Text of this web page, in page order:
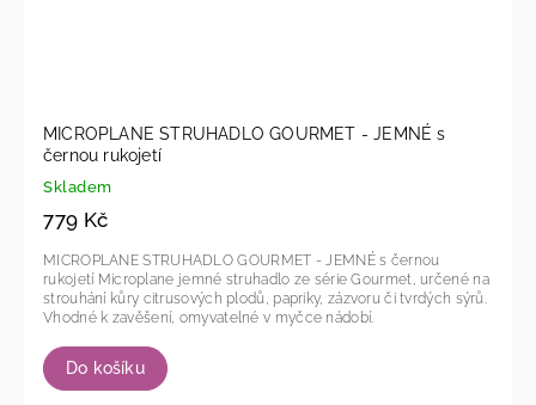
MICROPLANE STRUHADLO GOURMET - JEMNÉ s
černou rukojetí
Skladem
779 Kč
Do košíku
MICROPLANE STRUHADLO GOURMET - JEMNÉ s černou
rukojetí Microplane jemné struhadlo ze série Gourmet, určené na
strouhání kůry citrusových plodů, papriky, zázvoru či tvrdých sýrů.
Vhodné k zavěšení, omyvatelné v myčce nádobí.